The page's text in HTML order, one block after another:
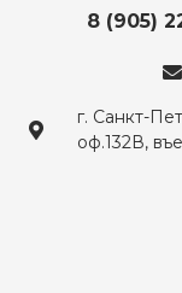
8 (905)
г. Санкт-
оф.132В,